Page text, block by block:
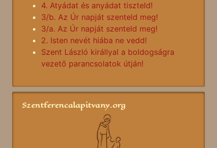
4. Atyádat és anyádat tiszteld!
3/b. Az Úr napját szenteld meg!
3/a. Az Úr napját szenteld meg!
2. Isten nevét hiába ne vedd!
Szent László királlyal a boldogságra
vezető parancsolatok útján!
Szentferencalapitvany.org